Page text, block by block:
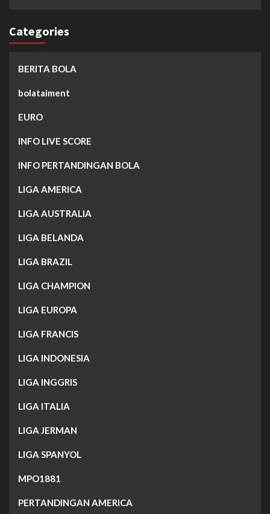
Categories
BERITA BOLA
bolataiment
EURO
INFO LIVE SCORE
INFO PERTANDINGAN BOLA
LIGA AMERICA
LIGA AUSTRALIA
LIGA BELANDA
LIGA BRAZIL
LIGA CHAMPION
LIGA EUROPA
LIGA FRANCIS
LIGA INDONESIA
LIGA INGGRIS
LIGA ITALIA
LIGA JERMAN
LIGA SPANYOL
MPO1881
PERTANDINGAN AMERICA